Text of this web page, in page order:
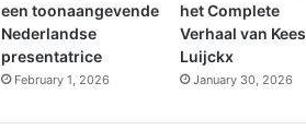
een toonaangevende
Nederlandse
presentatrice
February 1, 2026
het Complete
Verhaal van Kees
Luijckx
January 30, 2026